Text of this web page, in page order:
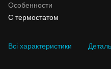
Особенности
С термостатом
Всі характеристики